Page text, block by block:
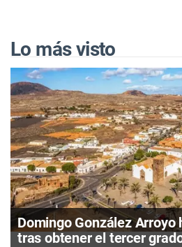
Lo más visto
Domingo González Arroyo
tras obtener el tercer